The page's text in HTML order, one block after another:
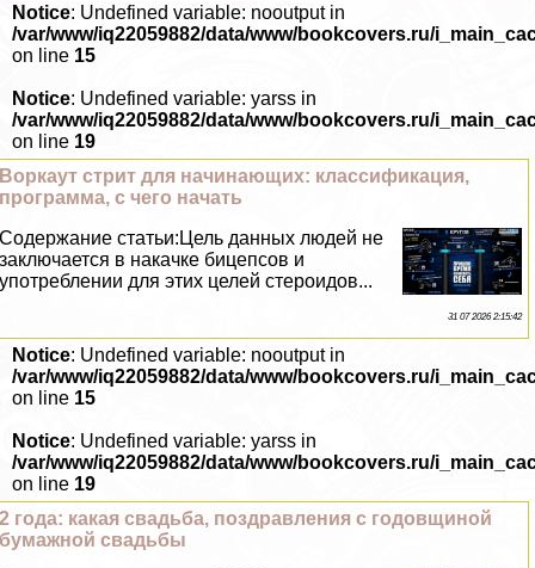
Notice: Undefined variable: nooutput in
/var/www/iq22059882/data/www/bookcovers.ru/
on line 15
Notice: Undefined variable: yarss in
/var/www/iq22059882/data/www/bookcovers.ru/
on line 19
Воркаут стрит для начинающих: классификация,
программа, с чего начать
Содержание статьи:Цель данных людей не
заключается в накачке бицепсов и
употрeблении для этих целей стероидов...
31 07 2026 2:15:42
Notice: Undefined variable: nooutput in
/var/www/iq22059882/data/www/bookcovers.ru/
on line 15
Notice: Undefined variable: yarss in
/var/www/iq22059882/data/www/bookcovers.ru/
on line 19
2 года: какая свадьба, поздравления с годовщиной
бумажной свадьбы